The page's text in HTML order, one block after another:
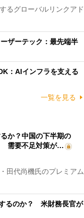
るグローバルリンクアド
ザーテック：最先端半
：AIインフラを支える
一覧を見る
か？中国の下半期の
需要不足対策が…
田代尚機氏のプレミアム
るのか？ 米財務長官が